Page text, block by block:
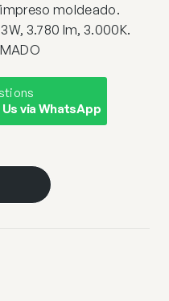
moldeado.
3.780 lm, 3.000K.
via WhatsApp